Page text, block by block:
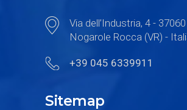
Via dell’Industria, 4 - 37060
Nogarole Rocca (VR) -
+39 045 6339911
Sitemap